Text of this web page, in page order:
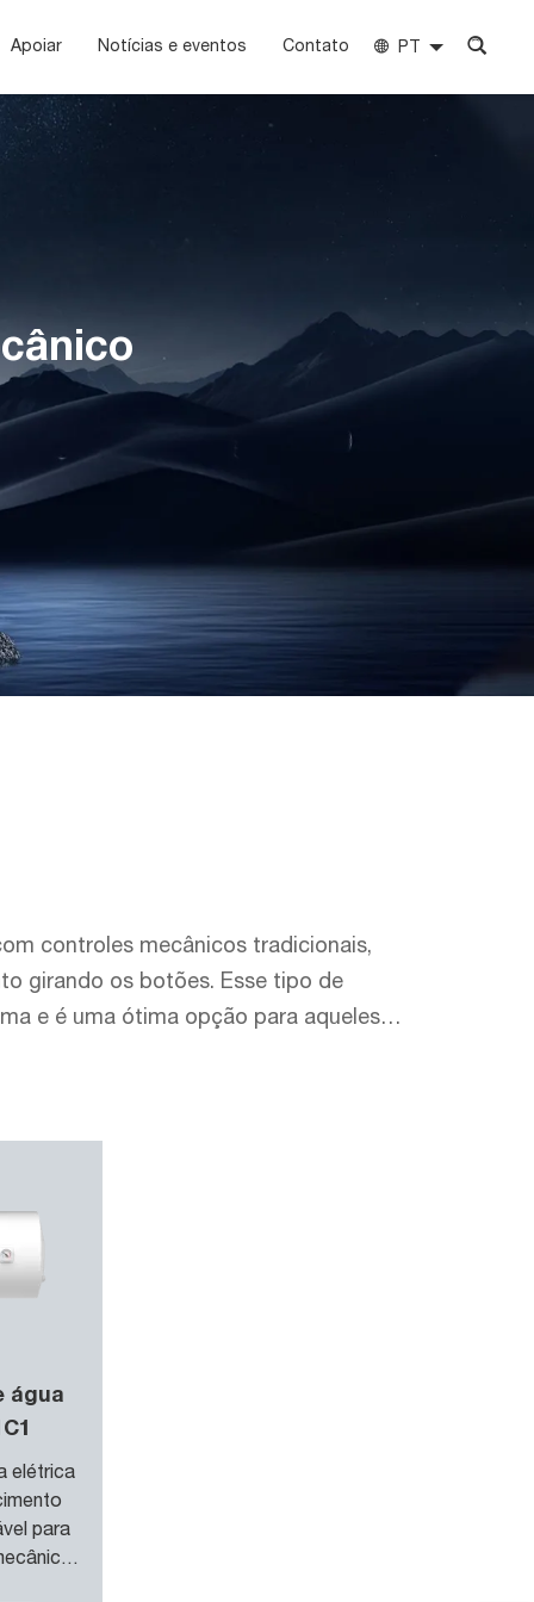
Apoiar Notícias e eventos Contato PT
controles mecânicos tradicionais,
girando os botões. Esse tipo de
e é uma ótima opção para aqueles
garante desempenho estável longo e
água
elétrica
para